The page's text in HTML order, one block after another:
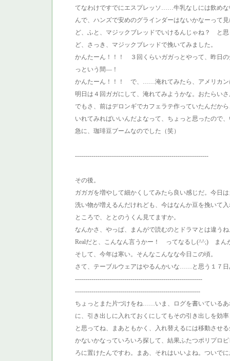
てなわけですでにエスプレッソ……牛乳なしには飲めな
んで、ハンズで安めのグラインダーはないかなーって
ど、ふと、マジックブレッドでいけるんじゃね？
ど、さっき、マジックブレッドで挽いてみました。
かんたーん！！！ ３回くらいガガっとやって、昨日
っという間―！
かんたーん！！！ で、……淹れてみたら、アメリカ
明日は４回ガガにして、淹れてみようかな。おたらい
でもさ、前はデロンギでカフェラテ作っていたんだか
いれてみればいいんだよなって、ちょっと思ったので
急に、珈琲豆ブームなのでした（笑）
-----------------------------------------------------------------
その後。
ガガガを増やして細かくしてみたら良い感じだ。今日
洗い物が増えるんだけれども、今はなんか豆を挽いて
ところで、ととのうくん見てますか。
なんかさ、やっぱ、まんがで読むのとドラマとは違うね
Realだと、こんなん言うかー！ ってなるし(^^;) まん
そして、今年は寒い。そんなこんなな今日この頃。
さて、テーブルウェアはやるんかいな……と思う１７日
--------------------------------------------------------------
-------------------------------------------------------------
ちょっとまた片づけをね……いま、ログを書いている
に、引き出しに入れておくにしてもその引き出しを効
と思ってね、まあともかく、入れ替えるには移動させ
かないかなっていろいろ探して、結果ふたつポリプロ
ろに置けたんですわ。まあ、それはいいよね。ついで